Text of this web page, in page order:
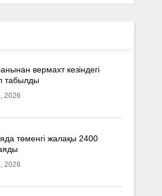
вермахт кезіндегі
табылды
2026
төменгі жалақы 2400
2026